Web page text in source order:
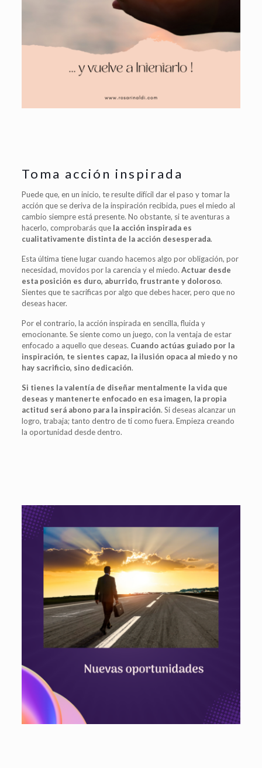
Toma acción inspirada
Puede que, en un inicio, te resulte difícil dar el paso y tomar la
acción que se deriva de la inspiración recibida, pues el miedo al
cambio siempre está presente. No obstante, si te aventuras a
hacerlo, comprobarás que la acción inspirada es
cualitativamente distinta de la acción desesperada.
Esta última tiene lugar cuando hacemos algo por obligación, por
necesidad, movidos por la carencia y el miedo. Actuar desde
esta posición es duro, aburrido, frustrante y doloroso.
Sientes que te sacrificas por algo que debes hacer, pero que no
deseas hacer.
Por el contrario, la acción inspirada en sencilla, fluida y
emocionante. Se siente como un juego, con la ventaja de estar
enfocado a aquello que deseas. Cuando actúas guiado por la
inspiración, te sientes capaz, la ilusión opaca al miedo y no
hay sacrificio, sino dedicación.
Si tienes la valentía de diseñar mentalmente la vida que
deseas y mantenerte enfocado en esa imagen, la propia
actitud será abono para la inspiración. Si deseas alcanzar un
logro, trabaja; tanto dentro de ti como fuera. Empieza creando
la oportunidad desde dentro.